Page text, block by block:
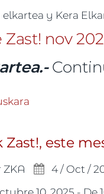
elkartea y Kera
Nueva cita de
Zast!, este
ZKA
4 / Oct /